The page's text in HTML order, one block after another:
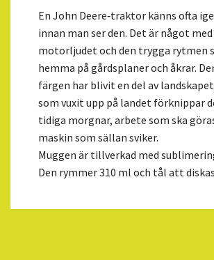
En John Deere‑traktor känns ofta
innan man ser den. Det är något
motorljudet och den trygga rytmen
hemma på gårdsplaner och åkrar.
färgen har blivit en del av
som vuxit upp på landet förknippar
tidiga morgnar, arbete som ska
maskin som sällan sviker.
Muggen är tillverkad med
Den rymmer 310 ml och tål att